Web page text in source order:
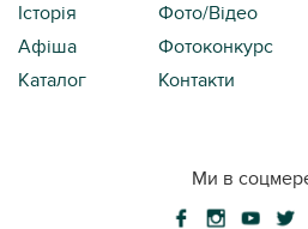
Історія
Фото/Відео
Афіша
Фотоконкурс
Каталог
Контакти
Ми в